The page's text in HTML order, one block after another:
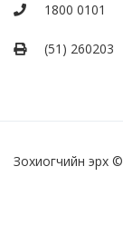
1800 0101
(51) 260203
Зохиогчийн эрх ©